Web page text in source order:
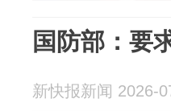
国防部：要
新快报新闻 2026-